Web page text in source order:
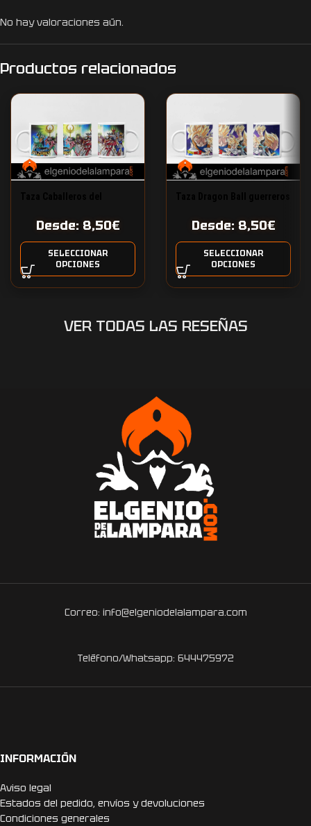
No hay valoraciones aún.
Productos relacionados
Desde: 8,50€
SELECCIONAR
OPCIONES
Desde: 8,50€
SELECCIONAR
OPCIONES
VER TODAS LAS RESEÑAS
Correo: info@elgeniodelalampara.com
Teléfono/Whatsapp: 644475972
INFORMACIÓN
Aviso legal
Estados del pedido, envíos y devoluciones
Condiciones generales